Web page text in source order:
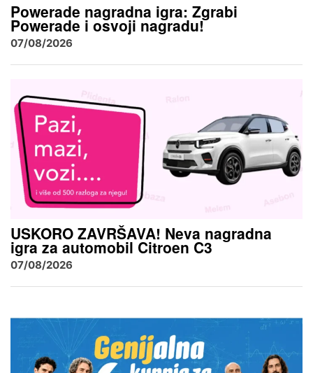
Powerade nagradna igra: Zgrabi
Powerade i osvoji nagradu!
07/08/2026
USKORO ZAVRŠAVA! Neva nagradna
igra za automobil Citroen C3
07/08/2026